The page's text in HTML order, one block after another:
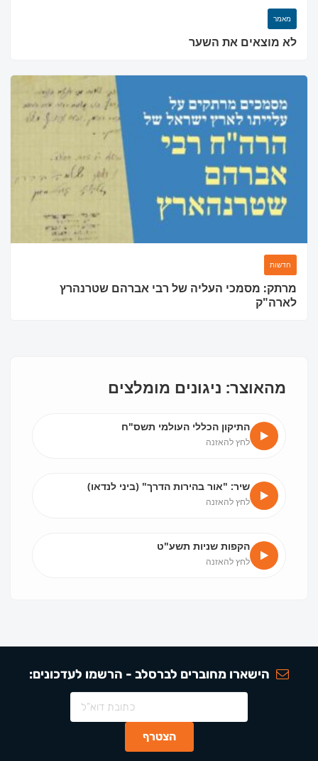
מאמר
לא מוצאים את השער
חדשות
מרתק: מסמכי העליה של רבי אברהם שטרנהרץ
לארה"ק
מהאוצר: ניגונים מומלצים
התיקון הכללי העולמי תשס"ח
לחץ להאזנה
שיר: "אור בהירות הדרך" (ביני לנדאו)
לחץ להאזנה
הקפות שניות תשע"ט
לחץ להאזנה
הישארו מחוברים לברסלב - הרשמו לעדכונים: